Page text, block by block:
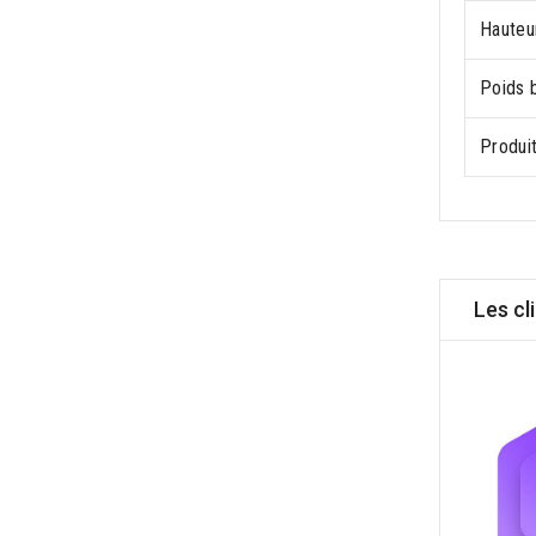
Poids
Les